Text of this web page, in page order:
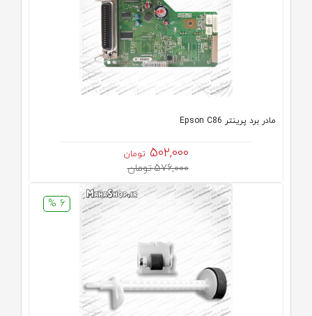
مادر برد پرینتر Epson C86
502,000 تومان
576,000 تومان
6 %